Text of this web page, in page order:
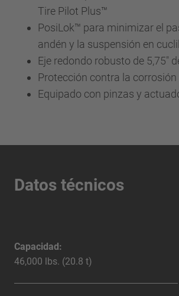
Tire Pilot Plus™
PosiLok™ para minimizar el
andén y la suspensión en
Eje redondo robusto de 5,75"
Protección contra la
Equipado con pinzas y
Datos técnicos
Capacidad:
46,000 lbs. (20.8 t)